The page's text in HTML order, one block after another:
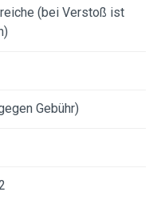
(bei Verstoß ist
Gebühr)